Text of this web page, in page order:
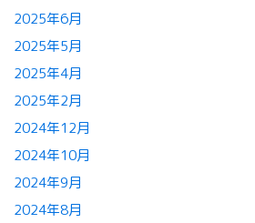
2025年6月
2025年5月
2025年4月
2025年2月
2024年12月
2024年10月
2024年9月
2024年8月